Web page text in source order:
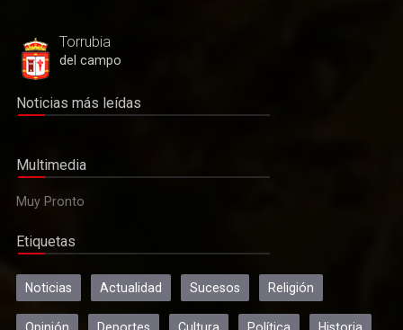
Actualidad
El sacerdote Perpetuo Jiménez García, también conocido
como "don Perpetuo", ha fallecido
Torrubia
del campo
Noticias más leídas
Multimedia
Muy Pronto
Etiquetas
Noticias Actualidad Sucesos Religión
Opinión Deportes Cultura Política Historia